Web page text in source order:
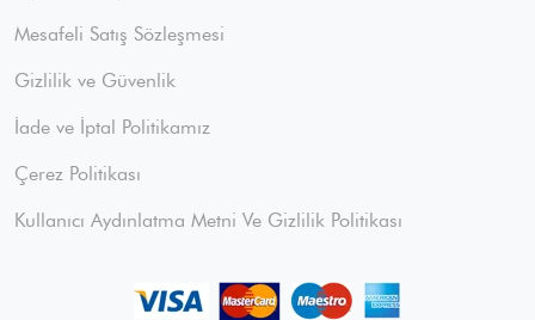
Mesafeli Satış Sözleşmesi
Gizlilik ve Güvenlik
İade ve İptal Politikamız
Çerez Politikası
Kullanıcı Aydınlatma Metni Ve Gizlilik Politikası